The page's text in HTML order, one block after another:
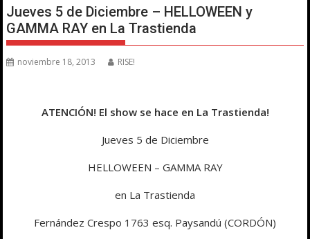
Jueves 5 de Diciembre – HELLOWEEN y
GAMMA RAY en La Trastienda
noviembre 18, 2013 RISE!
ATENCIÓN! El show se hace en La Trastienda!
Jueves 5 de Diciembre
HELLOWEEN – GAMMA RAY
en La Trastienda
Fernández Crespo 1763 esq. Paysandú (CORDÓN)